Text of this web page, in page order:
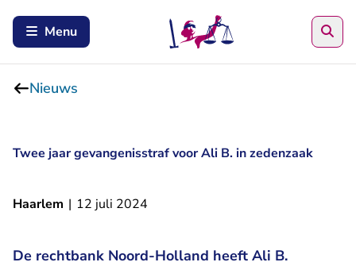
Menu
Nieuws
Twee jaar gevangenisstraf voor Ali B. in zedenzaak
Haarlem | 12 juli 2024
De rechtbank Noord-Holland heeft Ali B.